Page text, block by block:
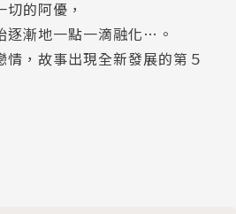
的阿優，
逐漸地一點一滴融化…。
，故事出現全新發展的第５